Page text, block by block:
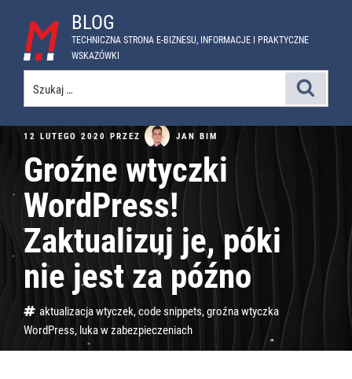
BLOG
TECHNICZNA STRONA E-BIZNESU, INFORMACJE I PRAKTYCZNE
WSKAZÓWKI
OPUBLIKOWANE
12 LUTEGO 2020 PRZEZ JAN BIM
Groźne wtyczki
WordPress!
Zaktualizuj je, póki
nie jest za późno
Tagi
aktualizacja wtyczek,code snippets,groźna wtyczka
WordPress, luka w zabezpieczeniach